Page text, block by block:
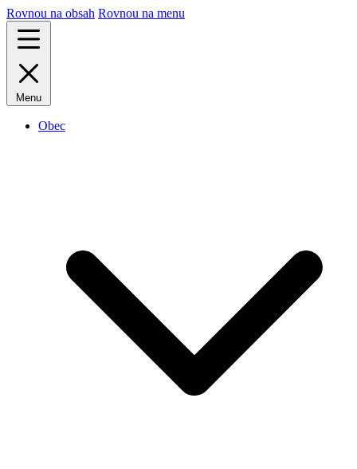
Rovnou na obsah Rovnou na menu
Menu
Obec